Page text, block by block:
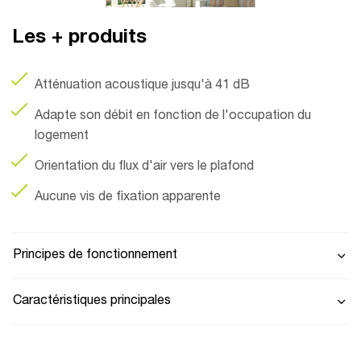
Les + produits
Atténuation acoustique jusqu'à 41 dB
Adapte son débit en fonction de l'occupation du
logement
Orientation du flux d'air vers le plafond
Aucune vis de fixation apparente
Principes de fonctionnement
Caractéristiques principales